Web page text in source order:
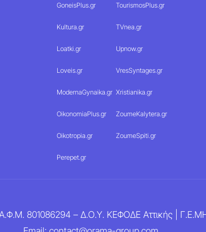
GoneisPlus.gr TourismosPlus.gr
Kultura.gr TVnea.gr
Loatki.gr Upnow.gr
Loveis.gr VresSyntages.gr
ModernaGynaika.gr Xristianika.gr
OikonomiaPlus.gr ZoumeKalytera.gr
Oikotropia.gr ZoumeSpiti.gr
Perepet.gr
801086294 – Δ.Ο.Υ. ΚΕΦΟΔΕ Αττικής |